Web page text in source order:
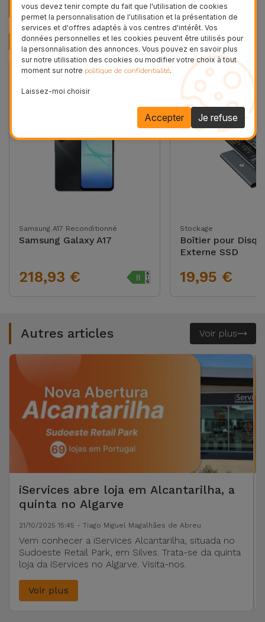
iServices
Produits Recommandés
Samsung A17 Reconditionné
Samsung Galaxy A17
218,93 €
Stockage
Boîtier pour
Externe SSD
19,95 €
Autres articles Voir plus
iServices abre loja em Alcantarilha, a
quinta no Algarve
21/10/2025 15:45 - Tiago Miguel Magalhães de Abreu
Vem conhecer a iServices Alcantarilha, situada no
Sudoeste Retail Park, em Silves. Trata-se da quinta
loja da iServices no Algarve. Visita-nos.
Voir plus
vous devez tenir compte du fait que l'utilisation de cookies
permet la personnalisation de l'utilisation et la présentation de
services et d'offres adaptés à vos centres d'intérêt. Vos
données personnelles et les cookies peuvent être utilisés pour
la personnalisation des annonces. Vous pouvez en savoir plus
sur notre utilisation des cookies ou modifier votre choix à tout
moment sur notre politique de confidentialité.
Laissez-moi choisir
Je refuse
Accepter